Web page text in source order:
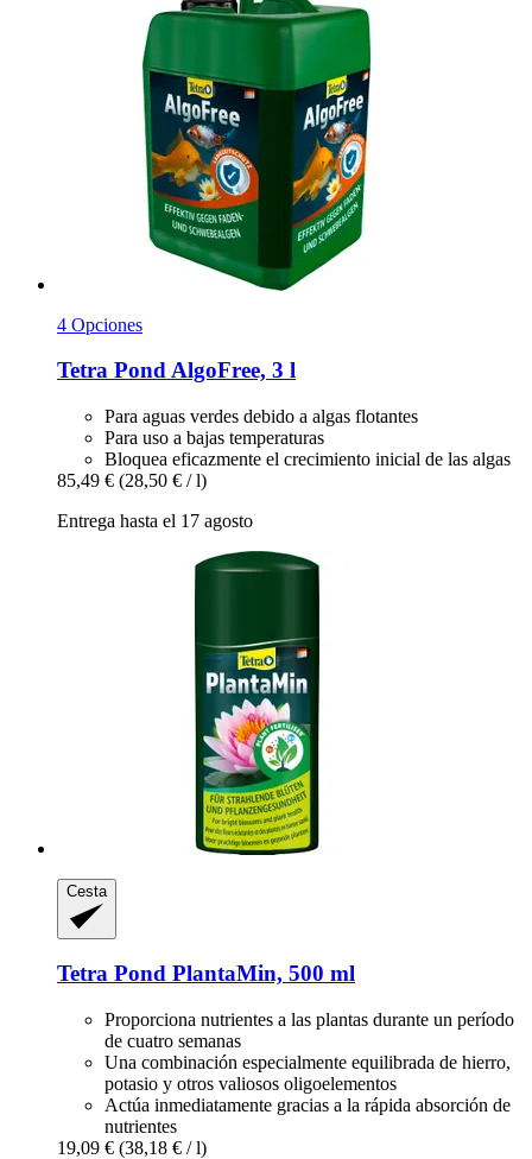
4 Opciones
Tetra Pond AlgoFree, 3 l
Para aguas verdes debido a algas flotantes
Para uso a bajas temperaturas
Bloquea eficazmente el crecimiento inicial de las algas
85,49 € (28,50 € / l)
Entrega hasta el 17 agosto
Cesta
Tetra Pond PlantaMin, 500 ml
Proporciona nutrientes a las plantas durante un período
de cuatro semanas
Una combinación especialmente equilibrada de hierro,
potasio y otros valiosos oligoelementos
Actúa inmediatamente gracias a la rápida absorción de
nutrientes
19,09 € (38,18 € / l)